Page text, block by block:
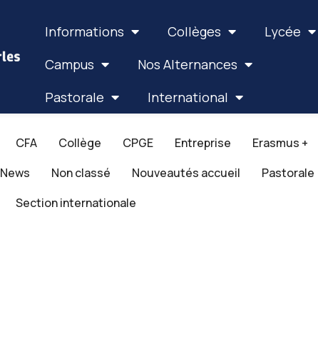
Informations Collèges
Lycée
Campus
Nos Alternances
Pastorale
International
CFA Collège CPGE Entreprise Erasmus +
News Non classé Nouveautés accueil Pastorale
Section internationale